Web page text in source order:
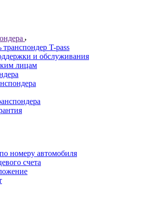
транспондер T-pass
и обслуживания
лицам
номеру автомобиля
счета